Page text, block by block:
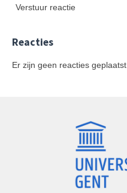
Verstuur reactie
Reacties
Er zijn geen reacties geplaatst.